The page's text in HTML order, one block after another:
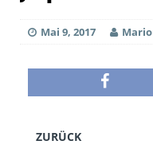
Mai 9, 2017
ZURÜCK